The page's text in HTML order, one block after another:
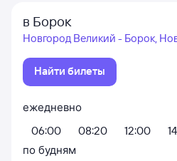
в Борок
Новгород Великий - Борок,
Найти билеты
ежедневно
06:00
08:20 12:00
по будням